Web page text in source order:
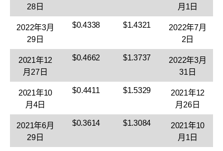
28日
月1日
2022年3月
29日
$0.4338 $1.4321
2022年7月
2日
2021年12
月27日
$0.4662 $1.3737
2022年3月
31日
2021年10
月4日
$0.4411 $1.5329
2021年12
月26日
2021年6月
29日
$0.3614 $1.3084
2021年10
月1日